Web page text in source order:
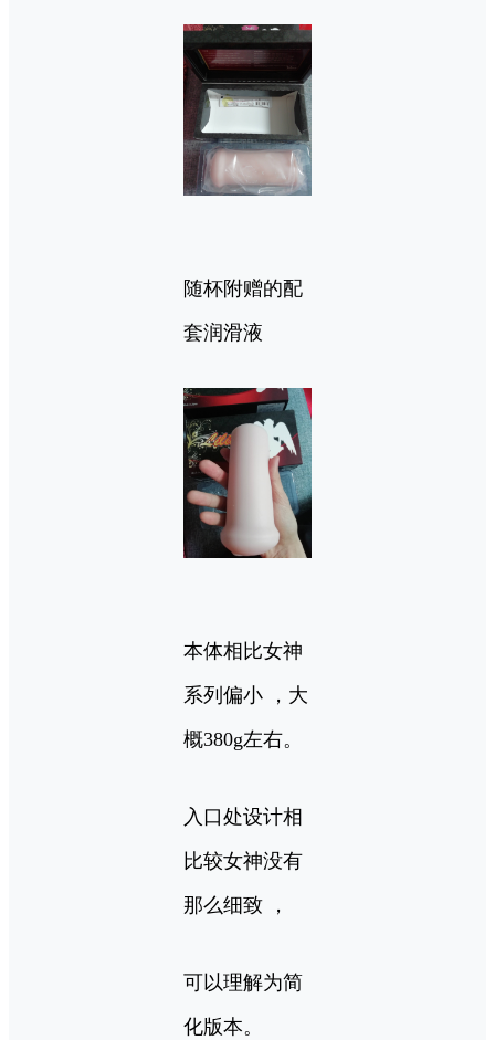
随杯附赠的配
套润滑液
本体相比女神
系列偏小 ，大
概380g左右。
入口处设计相
比较女神没有
那么细致 ，
可以理解为简
化版本。